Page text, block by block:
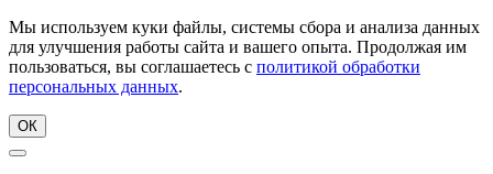
Мы используем куки файлы, системы сбора и анализа данных
для улучшения работы сайта и вашего опыта. Продолжая им
пользоваться, вы соглашаетесь с политикой обработки
персональных данных.
ОК